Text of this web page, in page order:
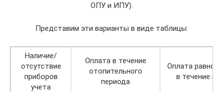
ОПУ и ИПУ).
Представим эти варианты в виде таблицы:
Наличие/
отсутствие
приборов
учета
Оплата в течение
отопительного
периода
Оплата
в течение